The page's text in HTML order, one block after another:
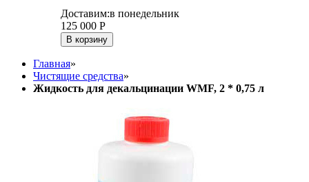
Доставим:в понедельник
125 000 Р
В корзину
Главная»
Чистящие средства»
Жидкость для декальцинации WMF, 2 * 0,75 л